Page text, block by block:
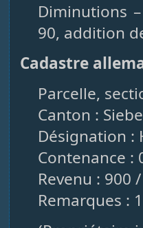
Diminutions
90, addition
Cadastre
Parcelle,
Canton :
Désignation :
Contenance :
Revenu : 900
Remarques :